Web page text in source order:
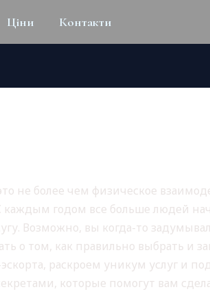
Ціни Контакти
не более чем физическое
годом все больше людей
Возможно, вы когда-то
о том, как правильно выбрать и
раскроем уникум услуг и
которые помогут вам